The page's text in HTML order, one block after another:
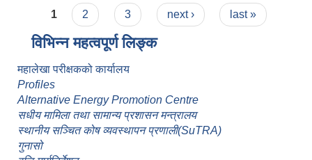
Pages
1 2 3 next › last »
विभिन्न महत्वपूर्ण लिङ्क
महालेखा परीक्षकको कार्यालय
Profiles
Alternative Energy Promotion Centre
सधीय मामिला तथा सामान्य प्रशासन मन्त्रालय
स्थानीय सञ्चित कोष व्यवस्थापन प्रणाली(SuTRA)
गुनासो